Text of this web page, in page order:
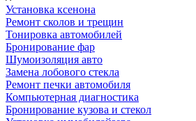
Установка ксенона
Ремонт сколов и трещин
Тонировка автомобилей
Бронирование фар
Шумоизоляция авто
Замена лобового стекла
Ремонт печки автомобиля
Компьютерная диагностика
Бронирование кузова и стекол